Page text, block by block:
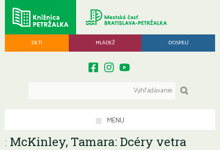
DETI MLÁDEŽ DOSPELÍ
MENU
: McKinley, Tamara: Dcéry vetra